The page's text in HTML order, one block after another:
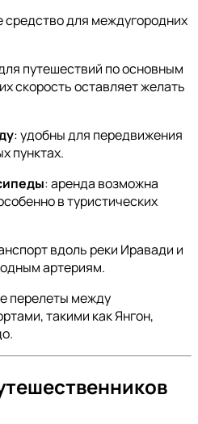
средство для междугородних
путешествий по основным
скорость оставляет желать
: удобны для передвижения
пунктах.
: аренда возможна
в туристических
вдоль реки Иравади и
артериям.
перелеты между
такими как Янгон,